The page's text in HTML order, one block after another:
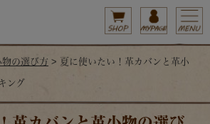
物の選び方 > 夏に使いたい！革カバンと革小
ング